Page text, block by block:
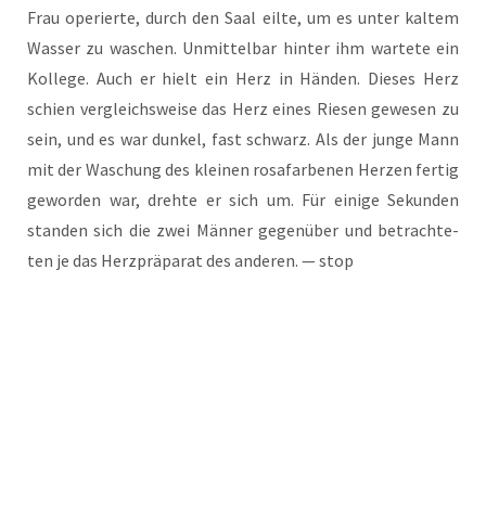
Frau ope­rier­te, durch den Saal eil­te, um es unter kal­tem
Was­ser zu waschen. Unmit­tel­bar hin­ter ihm war­te­te ein
Kol­le­ge. Auch er hielt ein Herz in Hän­den. Die­ses Herz
schien ver­gleichs­wei­se das Herz eines Rie­sen gewe­sen zu
sein, und es war dun­kel, fast schwarz. Als der jun­ge Mann
mit der Waschung des klei­nen rosa­far­be­nen Her­zen fer­tig
gewor­den war, dreh­te er sich um. Für eini­ge Sekun­den
stan­den sich die zwei Män­ner gegen­über und betrach­te­
ten je das Herz­prä­pa­rat des ande­ren. — stop